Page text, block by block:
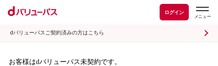
ログイン
dバリューパスご契約済みの方はこちら
お客様はdバリューパス未契約です。